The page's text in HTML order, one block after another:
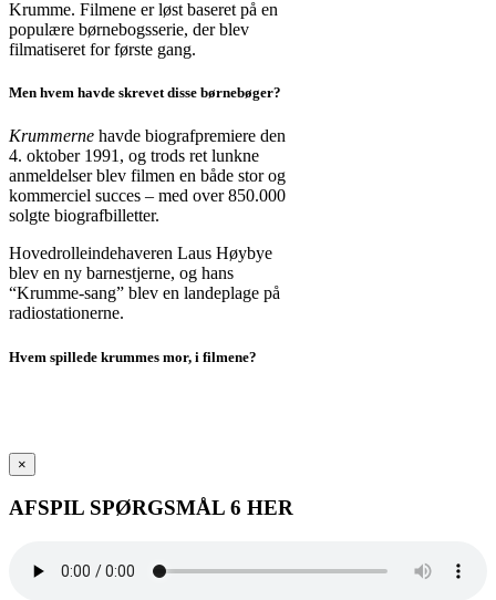
Krumme. Filmene er løst baseret på en
populære børnebogsserie, der blev
filmatiseret for første gang.
Men hvem havde skrevet disse børnebøger?
Krummerne havde biografpremiere den
4. oktober 1991, og trods ret lunkne
anmeldelser blev filmen en både stor og
kommerciel succes – med over 850.000
solgte biografbilletter.
Hovedrolleindehaveren Laus Høybye
blev en ny barnestjerne, og hans
“Krumme-sang” blev en landeplage på
radiostationerne.
Hvem spillede krummes mor, i filmene?
×
AFSPIL SPØRGSMÅL 6 HER